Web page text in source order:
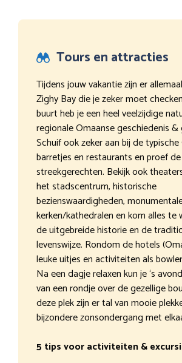
Tours en attracties
Tijdens jouw vakantie zijn er
Zighy Bay die je zeker moet
buurt heb je een heel veelzijdige
regionale Omaanse geschiedenis
Schuif ook zeker aan bij de
barretjes en restaurants en proef
streekgerechten. Bekijk ook
het stadscentrum, historische
bezienswaardigheden,
kerken/kathedralen en kom alles te
de uitgebreide historie en de
levenswijze. Rondom de hotels
leuke uitjes en activiteiten als
Na een dagje relaxen kun je ‘s
van een rondje over de gezellige
deze plek zijn er tal van mooie
bijzondere zonsondergang met
5 tips voor activiteiten &